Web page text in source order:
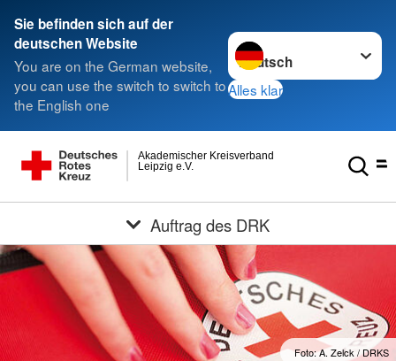
Sie befinden sich auf der
deutschen Website
You are on the German website,
you can use the switch to switch to
the English one
Sprache wechseln zu
Alles klar
Leipzig e.V.
Akademischer Kreisverband
Auftrag des DRK
Foto: A. Zelck / DRKS